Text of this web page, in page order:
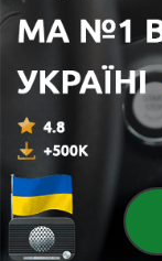
Echo der